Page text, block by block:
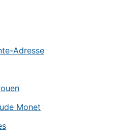
Adresse
Monet